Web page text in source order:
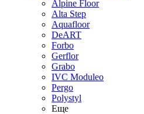
Alpine Floor
Alta Step
Aquafloor
DeART
Forbo
Gerflor
Grabo
IVC Moduleo
Pergo
Polystyl
Еще